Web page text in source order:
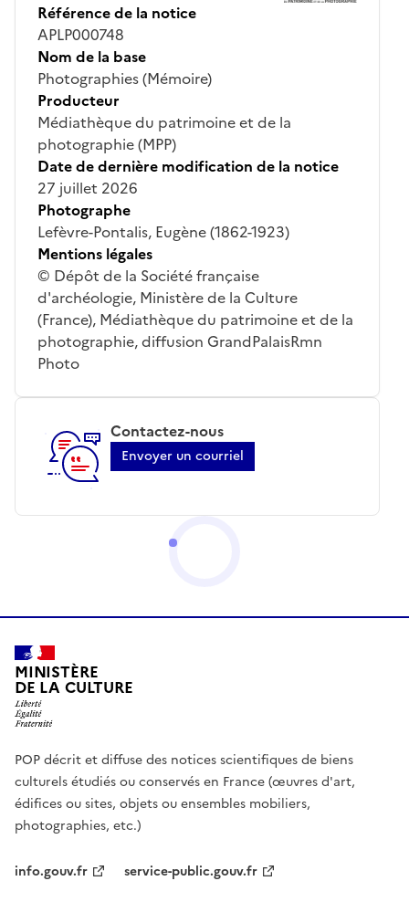
Référence de la notice
APLP000748
Nom de la base
Photographies (Mémoire)
Producteur
Médiathèque du patrimoine et de la
photographie (MPP)
Date de dernière modification de la notice
27 juillet 2026
Photographe
Lefèvre-Pontalis, Eugène (1862-1923)
Mentions légales
© Dépôt de la Société française
d'archéologie, Ministère de la Culture
(France), Médiathèque du patrimoine et de la
photographie, diffusion GrandPalaisRmn
Photo
Contactez-nous
Envoyer un courriel
MINISTÈRE
DE LA CULTURE
POP décrit et diffuse des notices scientifiques de biens
culturels étudiés ou conservés en France (œuvres d'art,
édifices ou sites, objets ou ensembles mobiliers,
photographies, etc.)
info.gouv.fr
service-public.gouv.fr